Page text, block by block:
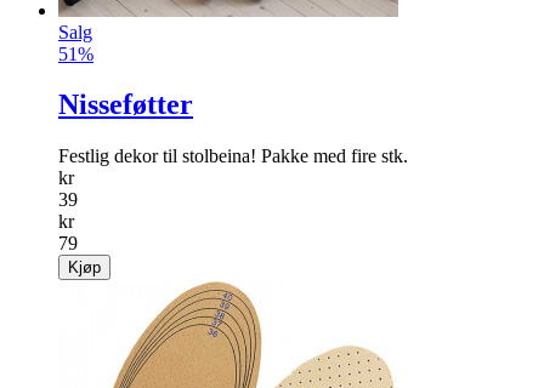
Salg
51%
Nisseføtter
Festlig dekor til stolbeina! Pakke med fire stk.
kr
39
kr
79
Kjøp